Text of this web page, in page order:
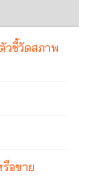
วชี้วัดสภาพ
อขาย